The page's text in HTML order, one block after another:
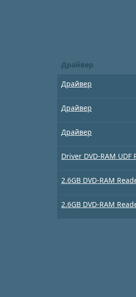
Драйвер
Драйвер
Драйвер
Драйвер
Driver DVD-RAM UDF
2.6GB DVD-RAM
2.6GB DVD-RAM